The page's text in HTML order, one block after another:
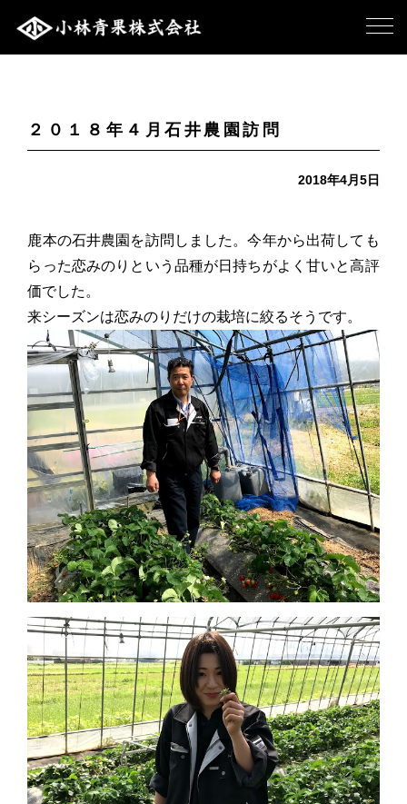
２０１８年４月石井農園訪問
2018年4月5日
鹿本の石井農園を訪問しました。今年から出荷しても
らった恋みのりという品種が日持ちがよく甘いと高評
価でした。
来シーズンは恋みのりだけの栽培に絞るそうです。